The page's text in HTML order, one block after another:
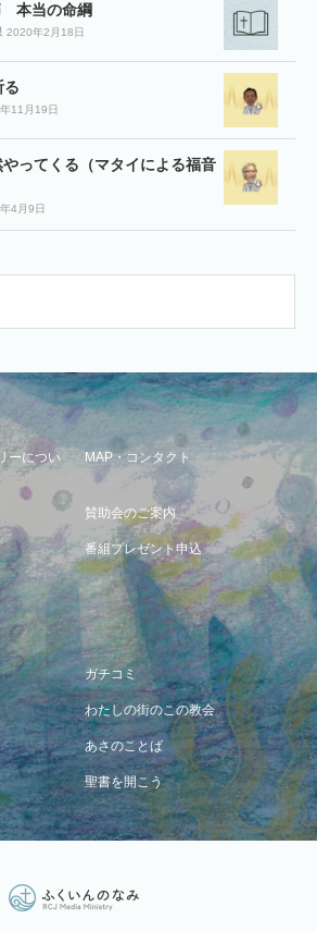
本当の命綱
2020年2月18日
る
11月19日
ってくる（マタイによる福音
4月9日
ーについ
MAP・コンタクト
賛助会のご案内
番組プレゼント申込
ガチコミ
わたしの街のこの教会
あさのことば
聖書を開こう